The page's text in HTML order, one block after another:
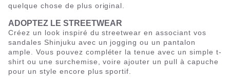
quelque chose de plus original.
ADOPTEZ LE STREETWEAR
Créez un look inspiré du streetwear en associant vos
sandales Shinjuku avec un jogging ou un pantalon
ample. Vous pouvez compléter la tenue avec un simple t-
shirt ou une surchemise, voire ajouter un pull à capuche
pour un style encore plus sportif.